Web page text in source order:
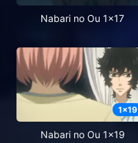
Nabari no Ou 1x17
1x19
Nabari no Ou 1x19